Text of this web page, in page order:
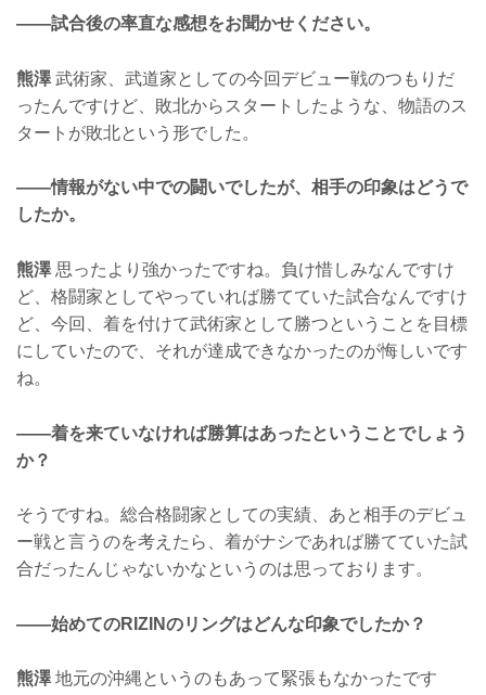
——試合後の率直な感想をお聞かせください。
熊澤武術家、武道家としての今回デビュー戦のつもりだ
ったんですけど、敗北からスタートしたような、物語のス
タートが敗北という形でした。
——情報がない中での闘いでしたが、相手の印象はどうで
したか。
熊澤思ったより強かったですね。負け惜しみなんですけ
ど、格闘家としてやっていれば勝てていた試合なんですけ
ど、今回、着を付けて武術家として勝つということを目標
にしていたので、それが達成できなかったのが悔しいです
ね。
——着を来ていなければ勝算はあったということでしょう
か？
そうですね。総合格闘家としての実績、あと相手のデビュ
ー戦と言うのを考えたら、着がナシであれば勝てていた試
合だったんじゃないかなというのは思っております。
——始めてのRIZINのリングはどんな印象でしたか？
熊澤地元の沖縄というのもあって緊張もなかったです